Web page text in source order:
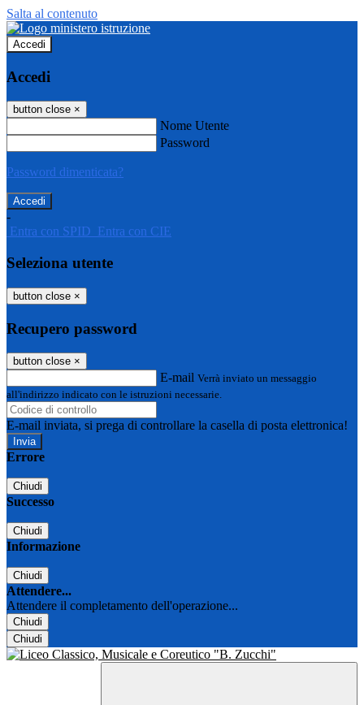
Salta al contenuto
Accedi
Accedi
button close ×
Nome Utente
Password
Password dimenticata?
-
Entra con SPID Entra con CIE
Seleziona utente
button close ×
Recupero password
button close ×
E-mail Verrà inviato un messaggio
all'indirizzo indicato con le istruzioni necessarie.
E-mail inviata, si prega di controllare la casella di posta elettronica!
Errore
Chiudi
Successo
Chiudi
Informazione
Chiudi
Attendere...
Attendere il completamento dell'operazione...
Chiudi
Chiudi